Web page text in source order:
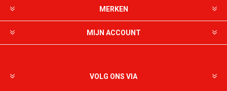
MERKEN
MIJN ACCOUNT
VOLG ONS VIA